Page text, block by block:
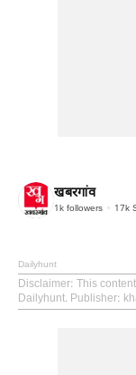
खबरगांव
1k followers 17k
Dailyhunt
Disclaimer: This
Dailyhunt. Publisher: